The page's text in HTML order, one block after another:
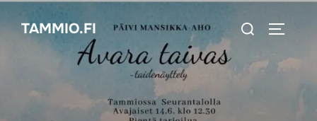
TAMMIO.FI
Search